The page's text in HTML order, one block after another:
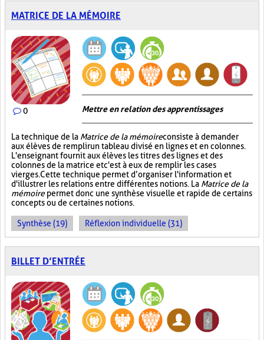
MATRICE DE LA MÉMOIRE
0 Mettre en relation des apprentissages
La technique de la Matrice de la mémoireconsiste à demander
aux élèves de remplir un tableau divisé en lignes et en colonnes.
L'enseignant fournit aux élèves les titres des lignes et des
colonnes de la matrice et c'est à eux de remplir les cases
vierges. Cette technique permet d’organiser l'information et
d'illustrer les relations entre différentes notions. La Matrice de la
mémoirepermet donc une synthèse visuelle et rapide de certains
concepts ou de certaines notions.
Synthèse (19) Réflexion individuelle (31)
BILLET D’ENTRÉE